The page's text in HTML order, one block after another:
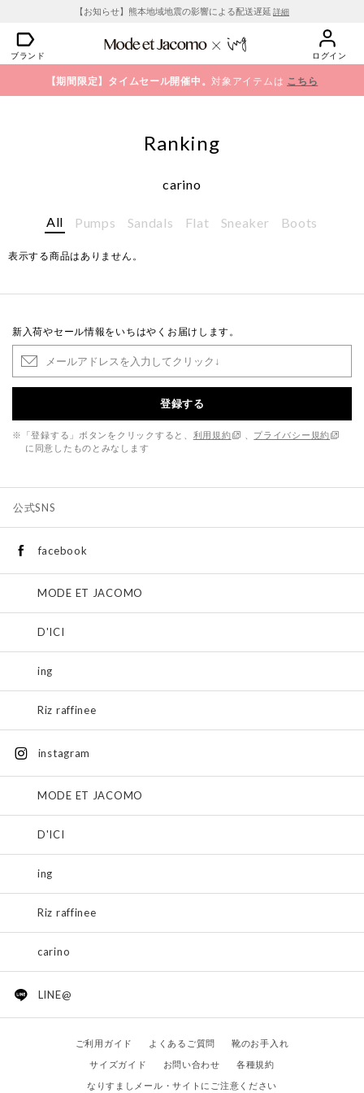
【お知らせ】熊本地域地震の影響による配送遅延 詳細
ブランド ログイン
【期間限定】タイムセール開催中。対象アイテムは こちら
Ranking
carino
All Pumps Sandals Flat Sneaker Boots
表示する商品はありません。
新入荷やセール情報をいちはやくお届けします。
登録する
※「登録する」ボタンをクリックすると、 利用規約
プライバシー規約
に同意したものとみなします
公式SNS
facebook
MODE ET JACOMO
D'ICI
ing
Riz raffinee
instagram
MODE ET JACOMO
D'ICI
ing
Riz raffinee
carino
LINE@
ご利用ガイド よくあるご質問
靴のお手入れ
サイズガイド
お問い合わせ
各種規約
なりすましメール・サイトにご注意ください